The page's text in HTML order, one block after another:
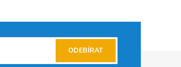
ODEBÍRAT